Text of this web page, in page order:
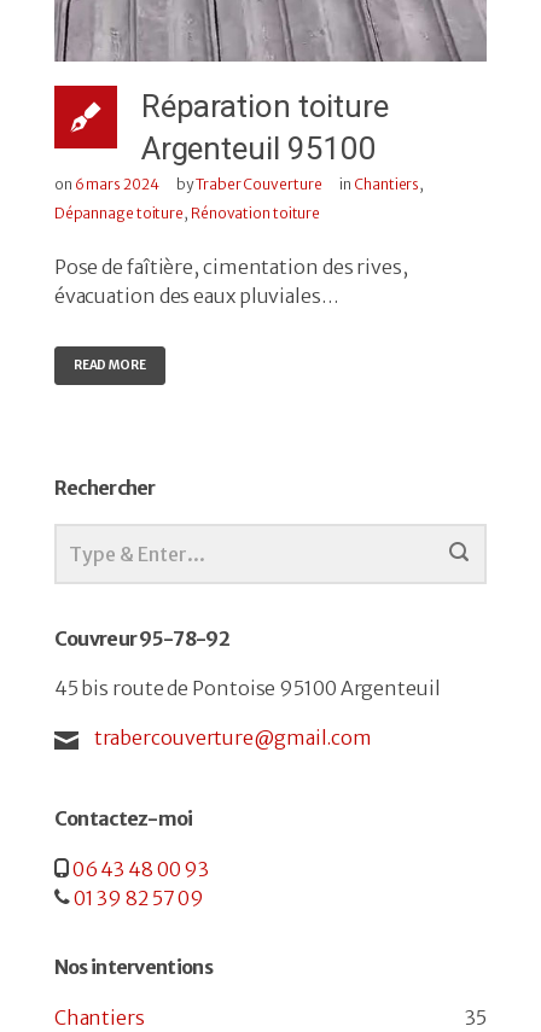
Réparation toiture
Argenteuil 95100
on 6 mars 2024 byTraber Couverture in Chantiers,
Dépannage toiture, Rénovation toiture
Pose de faîtière, cimentation des rives,
évacuation des eaux pluviales…
READ MORE
Rechercher
Couvreur 95-78-92
45 bis route de Pontoise 95100 Argenteuil
trabercouverture@gmail.com
Contactez-moi
06 43 48 00 93
01 39 82 57 09
Nos interventions
Chantiers
35